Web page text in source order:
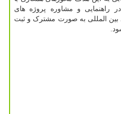
راهنمایی و مشاوره پروژه های
بین المللی به صورت مشترک و ثبت